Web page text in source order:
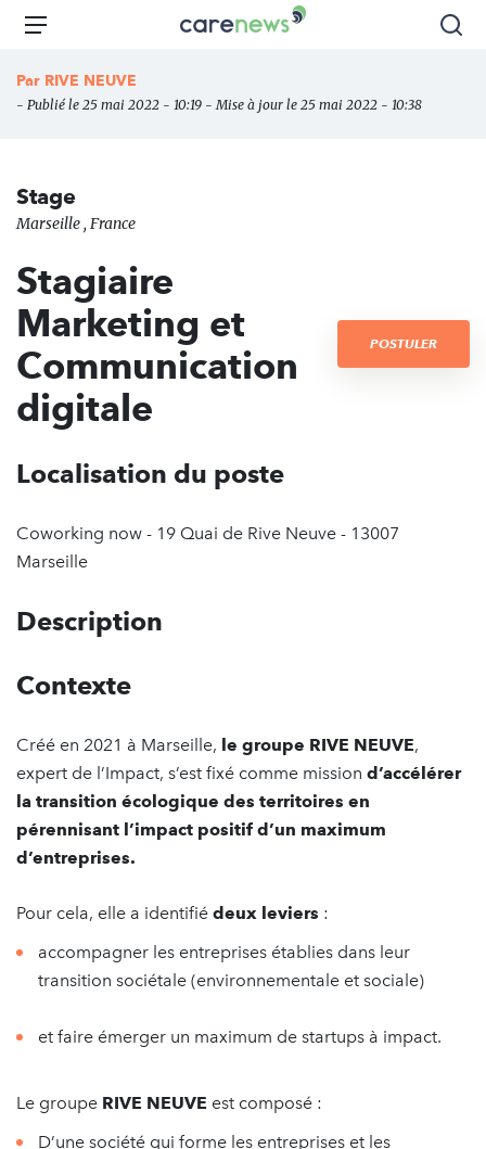
Aller
principal
Carenews,
des
Menu
Par RIVE NEUVE
- Publié le 25 mai 2022 - 10:19 - Mise à jour le 25 mai 2022 - 10:38
Stage
Marseille , France
Stagiaire
Marketing et
Communication
digitale
POSTULER
Localisation du poste
Coworking now - 19 Quai de Rive Neuve - 13007
Marseille
Description
Contexte
Créé en 2021 à Marseille, le groupe RIVE NEUVE,
expert de l’Impact, s’est fixé comme mission d’accélérer
la transition écologique des territoires en
pérennisant l’impact positif d’un maximum
d’entreprises.
Pour cela, elle a identifié deux leviers :
accompagner les entreprises établies dans leur
transition sociétale (environnementale et sociale)
et faire émerger un maximum de startups à impact.
Le groupe RIVE NEUVE est composé :
D’une société qui forme les entreprises et les